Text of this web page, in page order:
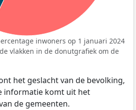
inwoners op 1 januari 2024
vlakken in de donutgrafiek om de
het geslacht van de bevolking,
informatie komt uit het
de gemeenten.